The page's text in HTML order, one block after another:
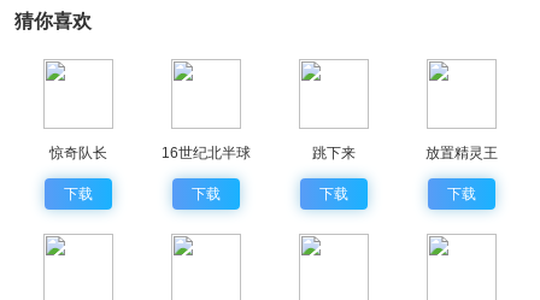
猜你喜欢
惊奇队长
下载
16世纪北半球
下载
跳下来
下载
放置精灵王
下载